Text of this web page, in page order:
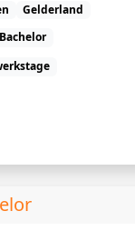
Gelderland